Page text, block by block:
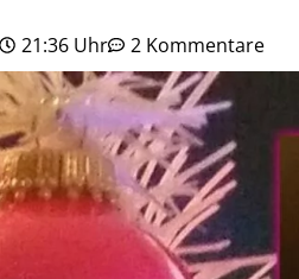
21:36 Uhr 2 Kommentare